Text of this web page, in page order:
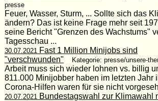
presse
Feuer, Wasser, Sturm, ... Sollte sich das
ändern? Das ist keine Frage mehr seit
seine Bericht "Grenzen des Wachstums"
Tagesschau ...
30.07.2021 Fast 1 Million Minijobs sind
"verschwunden"
Kategorie: presse/unsere-
Arbeit muss sich wieder lohnen vs. billig
811.000 Minijobber haben im letzten Jahr
Corona-Hilfen waren für sie nicht
20.07.2021 Bundestagswahl zur Klimawahl